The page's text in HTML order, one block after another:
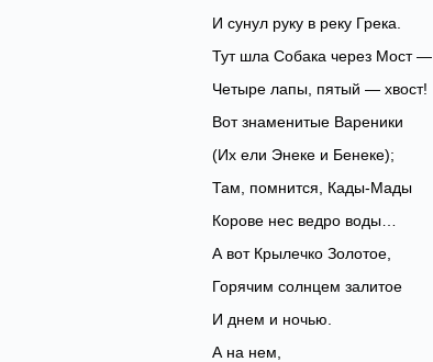
И сунул руку в реку Грека.
Тут шла Собака через Мост —
Четыре лапы, пятый — хвост!
Вот знаменитые Вареники
(Их ели Энеке и Бенеке);
Там, помнится, Кады-Мады
Корове нес ведро воды…
А вот Крылечко Золотое,
Горячим солнцем залитое
И днем и ночью.
А на нем,